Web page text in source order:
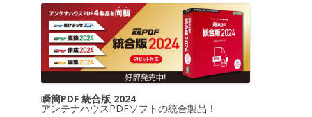
瞬簡PDF 統合版 2024
アンテナハウスPDFソフトの統合製品！